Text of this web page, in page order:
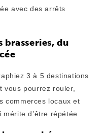
avec des arrêts
brasseries, du
3 à 5 destinations
vous pourrez rouler,
commerces locaux et
d’être répétée.